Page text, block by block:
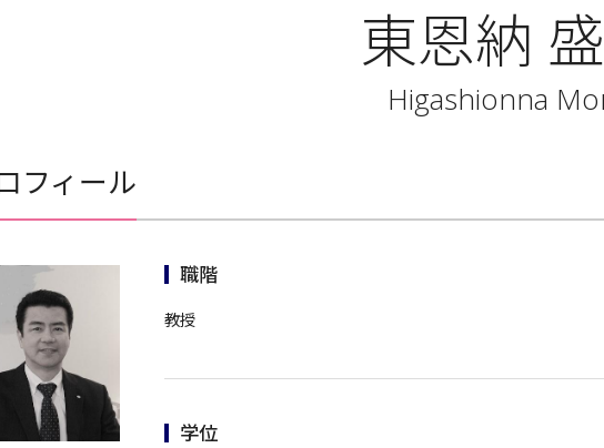
東恩納
Higashionna
フィール
職階
教授
学位